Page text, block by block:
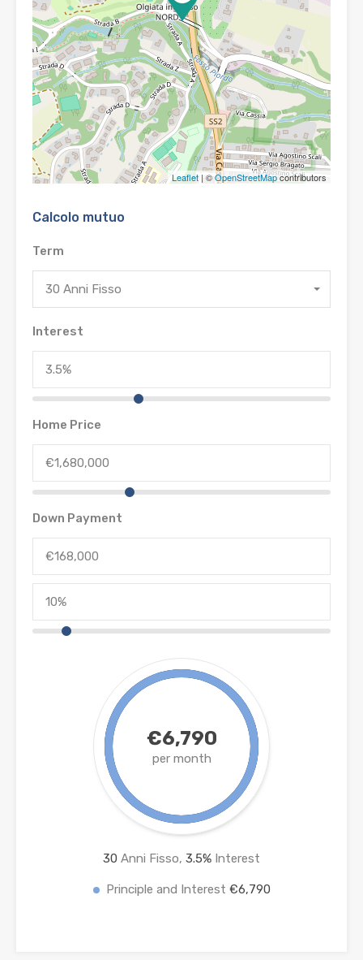
Leaflet | ©OpenStreetMapcontributors
Calcolo mutuo
Term
30 Anni Fisso
Interest
Home Price
Down Payment
€6,790
per month
30 Anni Fisso, 3.5% Interest
Principle and Interest €6,790